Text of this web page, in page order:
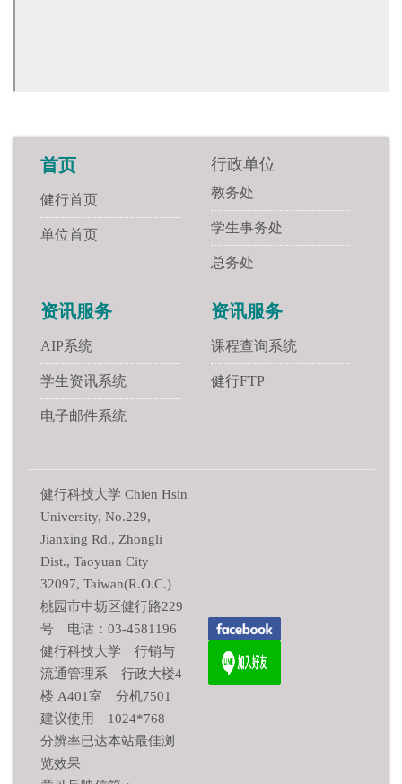
首页
健行首页
单位首页
行政单位
教务处
学生事务处
总务处
资讯服务
AIP系统
学生资讯系统
电子邮件系统
资讯服务
课程查询系统
健行FTP
健行科技大学 Chien Hsin
University, No.229,
Jianxing Rd., Zhongli
Dist., Taoyuan City
32097, Taiwan(R.O.C.)
桃园市中坜区健行路229
号 电话：03-4581196
健行科技大学 行销与
流通管理系 行政大楼4
楼 A401室 分机7501
建议使用 1024*768
分辨率已达本站最佳浏
览效果